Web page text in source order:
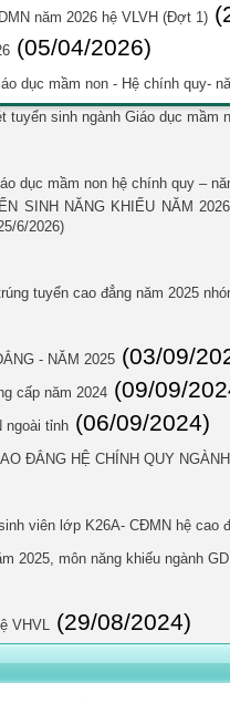
năm 2026 hệ VLVH (Đợt 1)
(05/04/2026)
dục mầm non - Hệ chính quy-
tuyển sinh ngành Giáo dục mầm
dục mầm non hệ chính quy –
SINH NĂNG KHIẾU NĂM
6/2026)
tuyển cao đẳng năm 2025
- NĂM 2025 (03/09/
cấp năm 2024 (09/09/
ngoài tỉnh (06/09/2024)
ĐẲNG HỆ CHÍNH QUY
viên lớp K26A- CĐMN hệ cao
2025, môn năng khiếu ngành
VHVL (29/08/2024)